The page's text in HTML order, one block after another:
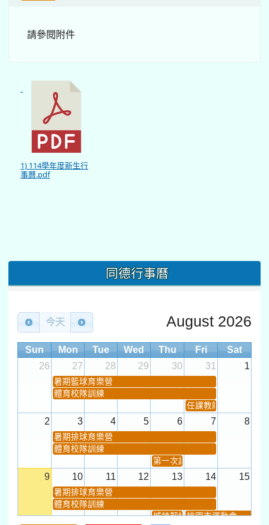
請參閱附件
1) 114學年度新生行
事曆.pdf
同德行事曆
今天 August 2026
Sun Mon Tue Wed Thu Fri
Sat
26
27 28 29 30 31 1
暑期籃球育樂營
體育校隊訓練
任課教師抽籤
2 3 4 5 6 7 8
暑期排球育樂營
體育校隊訓練
第一次課發會 (12:30~)
9 10 11 12 13 14 15
暑期排球育樂營
體育校隊訓練
城鎮韌性(防空)演習
桃園市運動會